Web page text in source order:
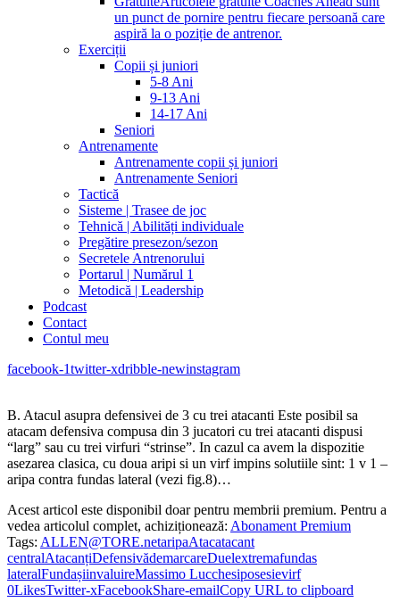
un punct de pornire pentru fiecare persoană care
aspiră la o poziție de antrenor.
Exerciții
Copii și juniori
5-8 Ani
9-13 Ani
14-17 Ani
Seniori
Antrenamente
Antrenamente copii și juniori
Antrenamente Seniori
Tactică
Sisteme | Trasee de joc
Tehnică | Abilități individuale
Pregătire presezon/sezon
Secretele Antrenorului
Portarul | Numărul 1
Metodică | Leadership
Podcast
Contact
Contul meu
facebook-1twitter-xdribble-newinstagram
B. Atacul asupra defensivei de 3 cu trei atacanti Este posibil sa
atacam defensiva compusa din 3 jucatori cu trei atacanti dispusi
“larg” sau cu trei virfuri “strinse”. In cazul ca avem la dispozitie
asezarea clasica, cu doua aripi si un virf impins solutiile sint: 1 v 1 –
aripa contra fundas lateral (vezi fig.8)…
Acest articol este disponibil doar pentru membrii premium. Pentru a
vedea articolul complet, achiziționează: Abonament Premium
Tags: ALLEN@TORE.netaripaAtacatacant
centralAtacanțiDefensivădemarcareDuelextremafundas
lateralFundașiinvaluireMassimo Lucchesiposesievirf
0LikesTwitter-xFacebookShare-emailCopy URL to clipboard